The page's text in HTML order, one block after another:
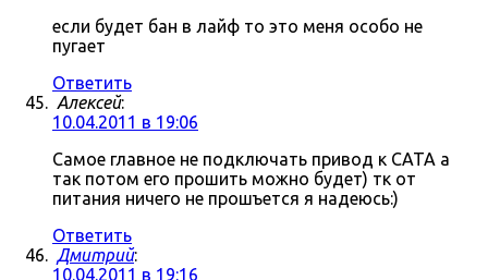
если будет бан в лайф то это меня особо не
пугает
Ответить
Алексей:
10.04.2011 в 19:06
Самое главное не подключать привод к САТА а
так потом его прошить можно будет) тк от
питания ничего не прошъется я надеюсь:)
Ответить
Дмитрий:
10.04.2011 в 19:16